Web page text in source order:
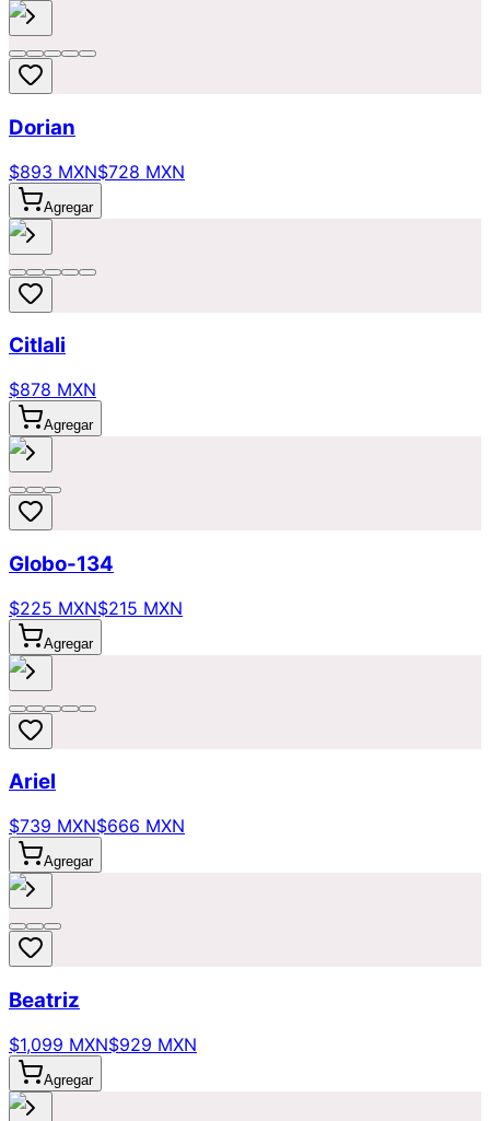
Dorian
$893 MXN$728 MXN
Agregar
Citlali
$878 MXN
Agregar
Globo-134
$225 MXN$215 MXN
Agregar
Ariel
$739 MXN$666 MXN
Agregar
Beatriz
$1,099 MXN$929 MXN
Agregar